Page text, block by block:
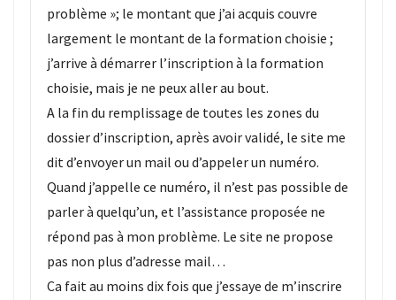
problème »; le montant que j’ai acquis couvre
largement le montant de la formation choisie ;
j’arrive à démarrer l’inscription à la formation
choisie, mais je ne peux aller au bout.
A la fin du remplissage de toutes les zones du
dossier d’inscription, après avoir validé, le site me
dit d’envoyer un mail ou d’appeler un numéro.
Quand j’appelle ce numéro, il n’est pas possible de
parler à quelqu’un, et l’assistance proposée ne
répond pas à mon problème. Le site ne propose
pas non plus d’adresse mail…
Ca fait au moins dix fois que j’essaye de m’inscrire